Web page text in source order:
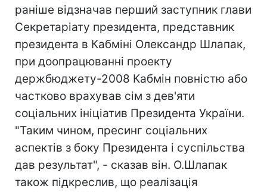
раніше відзначав перший заступник глави
Секретаріату президента, представник
президента в Кабміні Олександр Шлапак,
при доопрацюванні проекту
держбюджету-2008 Кабмін повністю або
частково врахував сім з дев'яти
соціальних ініціатив Президента України.
"Таким чином, пресинг соціальних
аспектів з боку Президента і суспільства
дав результат", - сказав він. О.Шлапак
також підкреслив, що реалізація